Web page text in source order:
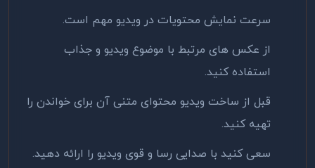
سرعت نمایش محتویات در ویدیو مهم است.
از عکس های مرتبط با موضوع ویدیو و جذاب
استفاده کنید.
قبل از ساخت ویدیو محتوای متنی آن برای خواندن را
تهیه کنید.
سعی کنید با صدایی رسا و قوی ویدیو را ارائه دهید.